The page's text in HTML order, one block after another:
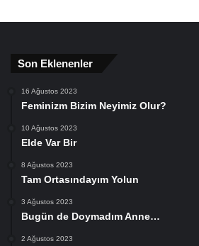
Son Eklenenler
16 Ağustos 2023
Feminizm Bizim Neyimiz Olur?
10 Ağustos 2023
Elde Var Bir
8 Ağustos 2023
Tam Ortasındayım Yolun
3 Ağustos 2023
Bugün de Doymadım Anne…
2 Ağustos 2023